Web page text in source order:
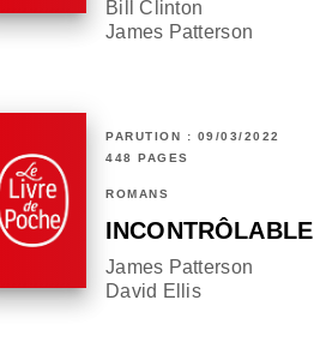
Bill Clinton
James Patterson
PARUTION : 09/03/2022
448 PAGES
ROMANS
INCONTRÔLABLE
James Patterson
David Ellis